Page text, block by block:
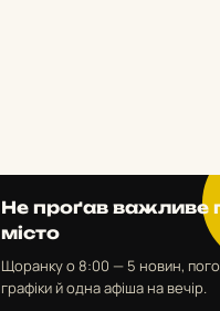
Не проґав важливе
місто
Щоранку о 8:00 — 5 новин,
графіки й одна афіша на вечір.